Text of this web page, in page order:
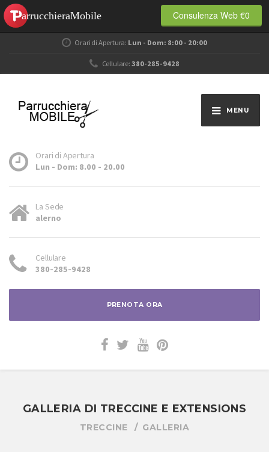
Orari di Apertura: Lun - Dom: 8:00 - 20:00
Cellulare: 380-285-9428
MENU
Orari di Apertura
Lun - Dom: 8.00 - 20.00
La Sede
alerno
Cellulare
380-285-9428
PRENOTA ORA
GALLERIA DI TRECCINE E EXTENSIONS
TRECCINE GALLERIA
Consulenza Web €0